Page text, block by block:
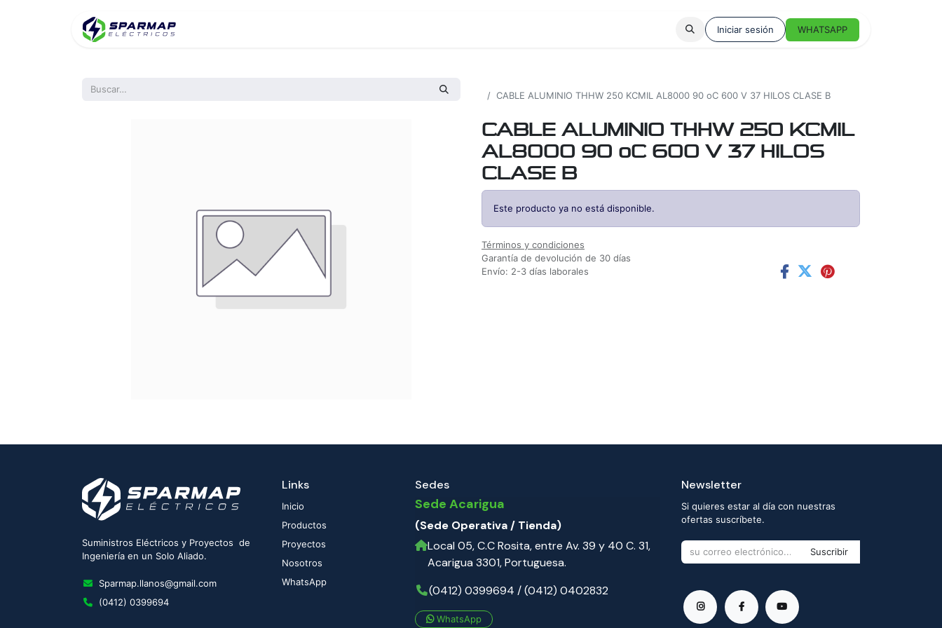
Iniciar sesión WHATSAPP
CABLE ALUMINIO THHW 250 KCMIL AL8000 90 oC 600 V 37 HILOS CLASE B
CABLE ALUMINIO THHW 250 KCMIL
AL8000 90 oC 600 V 37 HILOS
CLASE B
Este producto ya no está disponible.
Términos y condiciones
Garantía de devolución de 30 días
Envío: 2-3 días laborales
Suministros Eléctricos y Proyectos de
Ingeniería en un Solo Aliado.
Sparmap.llanos@gmail.com
(0412) 0399694
Links
Inicio
Productos
Proyectos
Nosotros
WhatsApp
Sedes
Sede Acarigua
(Sede Operativa / Tienda)
Local 05, C.C Rosita, entre Av. 39 y 40 C. 31,
Acarigua 3301, Portuguesa.
(0412) 0399694 / (0412) 0402832
WhatsApp
Newsletter
Si quieres estar al día con nuestras
ofertas suscríbete.
Suscribir